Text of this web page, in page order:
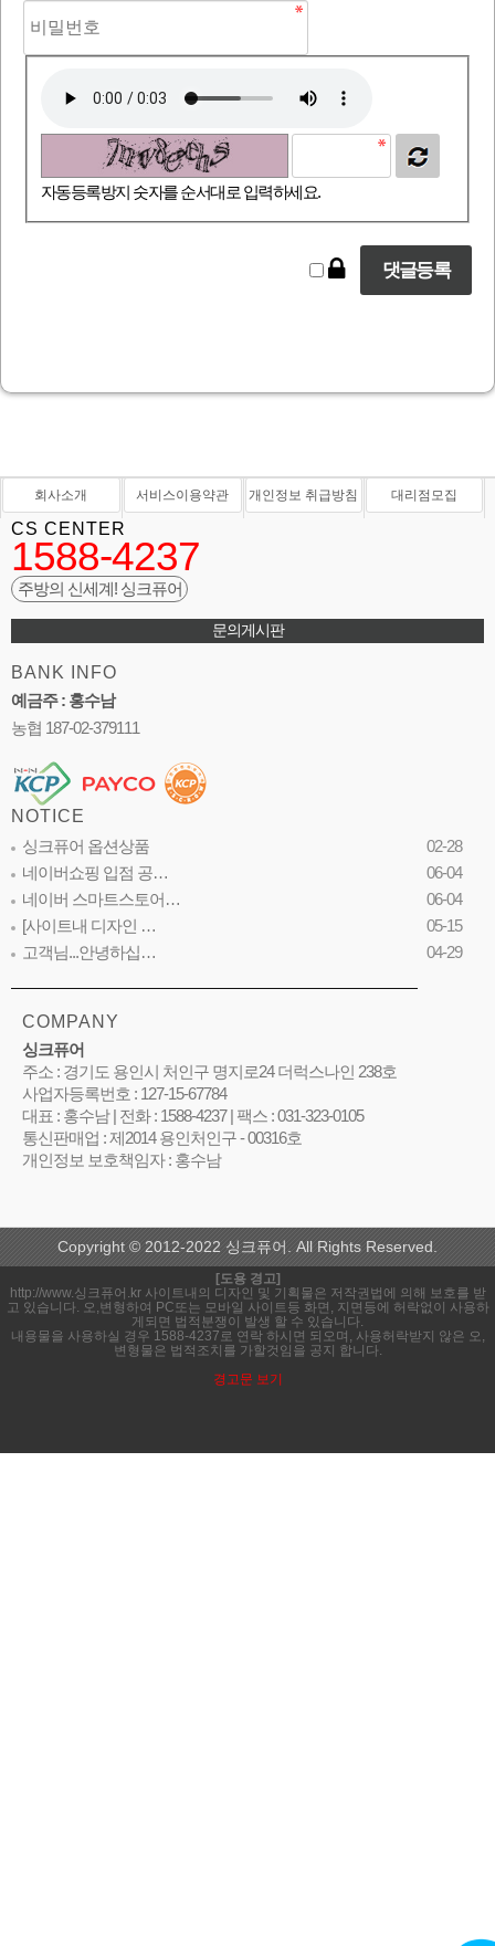
자동등록방지 숫자를 순서대로 입력하세요.
회사소개 서비스이용약관 개인정보 취급방침 대리점모집
CS CENTER
1588-4237
주방의 신세계! 싱크퓨어
문의게시판
BANK INFO
예금주 : 홍수남
농협 187-02-379111
NOTICE
싱크퓨어 옵션상품
02-28
네이버쇼핑 입점 공…
06-04
네이버 스마트스토어…
06-04
[사이트내 디자인 …
05-15
고객님...안녕하십…
04-29
COMPANY
싱크퓨어
주소 : 경기도 용인시 처인구 명지로24 더럭스나인 238호
사업자등록번호 : 127-15-67784
대표 : 홍수남 | 전화 : 1588-4237 | 팩스 : 031-323-0105
통신판매업 : 제2014 용인처인구 - 00316호
개인정보 보호책임자 : 홍수남
Copyright © 2012-2022 싱크퓨어. All Rights Reserved.
[도용 경고]
http://www.싱크퓨어.kr 사이트내의 디자인 및 기획물은 저작권법에 의해 보호를 받
고 있습니다. 오,변형하여 PC또는 모바일 사이트등 화면, 지면등에 허락없이 사용하
게되면 법적분쟁이 발생 할 수 있습니다.
내용물을 사용하실 경우 1588-4237로 연락 하시면 되오며, 사용허락받지 않은 오,
변형물은 법적조치를 가할것임을 공지 합니다.
경고문 보기